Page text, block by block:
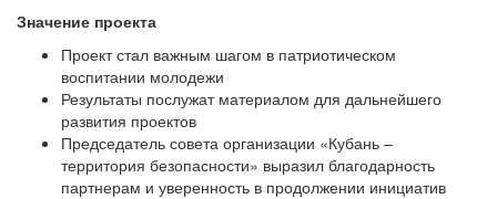
Значение проекта
Проект стал важным шагом в патриотическом
воспитании молодежи
Результаты послужат материалом для дальнейшего
развития проектов
Председатель совета организации «Кубань –
территория безопасности» выразил благодарность
партнерам и уверенность в продолжении инициатив